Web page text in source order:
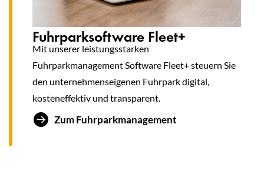
Fuhrparksoftware Fleet+
Mit unserer leistungsstarken
Fuhrparkmanagement Software Fleet+ steuern Sie
den unternehmenseigenen Fuhrpark digital,
kosteneffektiv und transparent.
Zum Fuhrparkmanagement